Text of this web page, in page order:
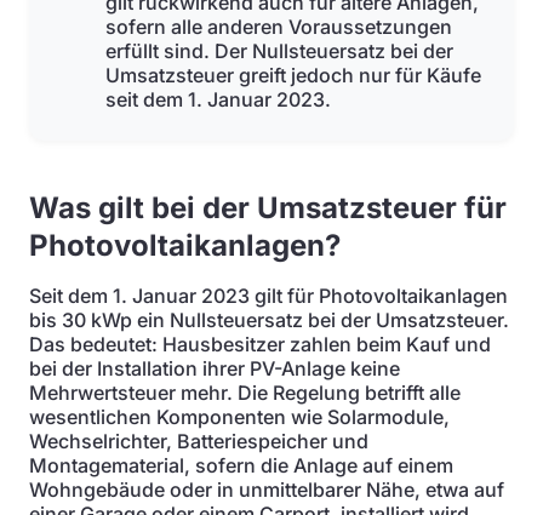
sofern alle anderen Voraussetzungen
erfüllt sind. Der Nullsteuersatz bei der
Umsatzsteuer greift jedoch nur für Käufe
seit dem 1. Januar 2023.
Was gilt bei der Umsatzsteuer für
Photovoltaikanlagen?
Seit dem 1. Januar 2023 gilt für Photovoltaikanlagen
bis 30 kWp ein Nullsteuersatz bei der Umsatzsteuer.
Das bedeutet: Hausbesitzer zahlen beim Kauf und
bei der Installation ihrer PV-Anlage keine
Mehrwertsteuer mehr. Die Regelung betrifft alle
wesentlichen Komponenten wie Solarmodule,
Wechselrichter, Batteriespeicher und
Montagematerial, sofern die Anlage auf einem
Wohngebäude oder in unmittelbarer Nähe, etwa auf